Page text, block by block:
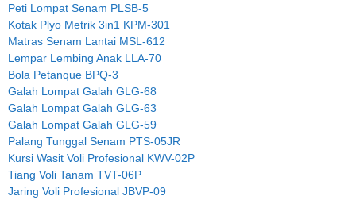
Peti Lompat Senam PLSB-5
Kotak Plyo Metrik 3in1 KPM-301
Matras Senam Lantai MSL-612
Lempar Lembing Anak LLA-70
Bola Petanque BPQ-3
Galah Lompat Galah GLG-68
Galah Lompat Galah GLG-63
Galah Lompat Galah GLG-59
Palang Tunggal Senam PTS-05JR
Kursi Wasit Voli Profesional KWV-02P
Tiang Voli Tanam TVT-06P
Jaring Voli Profesional JBVP-09